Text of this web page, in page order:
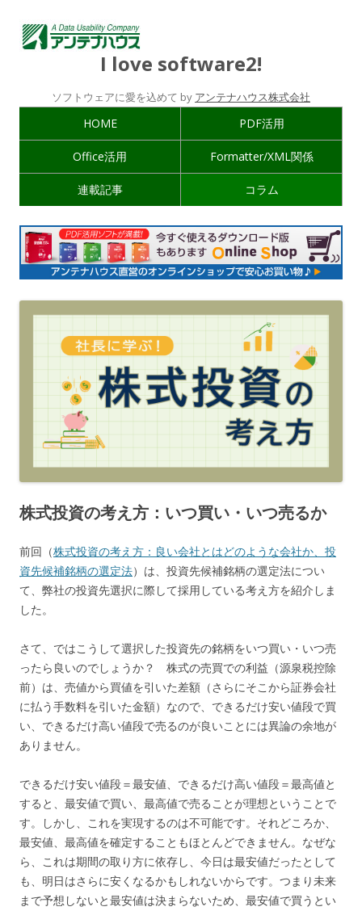
I love software2!
ソフトウェアに愛を込めて by アンテナハウス株式会社
HOME PDF活用
Office活用 Formatter/XML関係
連載記事 コラム
株式投資の考え方：いつ買い・いつ売るか
前回（株式投資の考え方：良い会社とはどのような会社か、投
資先候補銘柄の選定法）は、投資先候補銘柄の選定法につい
て、弊社の投資先選択に際して採用している考え方を紹介しま
した。
さて、ではこうして選択した投資先の銘柄をいつ買い・いつ売
ったら良いのでしょうか？ 株式の売買での利益（源泉税控除
前）は、売値から買値を引いた差額（さらにそこから証券会社
に払う手数料を引いた金額）なので、できるだけ安い値段で買
い、できるだけ高い値段で売るのが良いことには異論の余地が
ありません。
できるだけ安い値段＝最安値、できるだけ高い値段＝最高値と
すると、最安値で買い、最高値で売ることが理想ということで
す。しかし、これを実現するのは不可能です。それどころか、
最安値、最高値を確定することもほとんどできません。なぜな
ら、これは期間の取り方に依存し、今日は最安値だったとして
も、明日はさらに安くなるかもしれないからです。つまり未来
まで予想しないと最安値は決まらないため、最安値で買うとい